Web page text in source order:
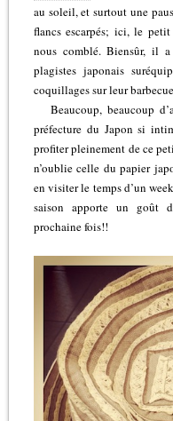
au soleil, et surtout une
flancs escarpés; ici, le
nous comblé. Biensûr, il
plagistes japonais
coquillages sur leur
Beaucoup, beaucoup
préfecture du Japon si
profiter pleinement de ce
n’oublie celle du papier
en visiter le temps d’un
saison apporte un goût
prochaine fois!!